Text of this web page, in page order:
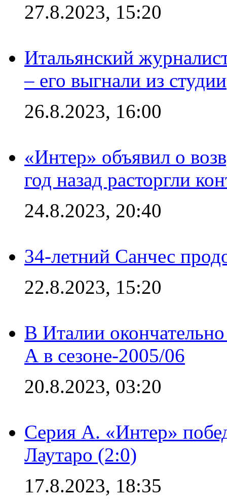
27.8.2023, 15:20
Итальянский
– его выгнали из студии
26.8.2023, 16:00
«Интер» объявил о
год назад расторгли
24.8.2023, 20:40
34-летний Санчес
22.8.2023, 15:20
В Италии
А в сезоне-2005/06
20.8.2023, 03:20
Серия А. «Интер»
Лаутаро (2:0)
17.8.2023, 18:35